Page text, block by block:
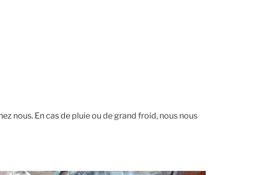
nous. En cas de pluie ou de grand froid, nous nous